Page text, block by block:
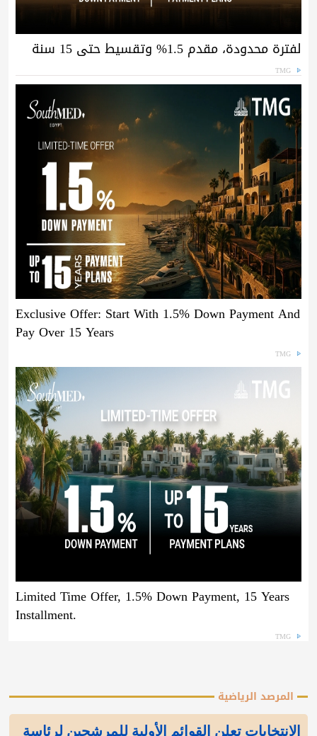
لفترة محدودة، مقدم 1.5% وتقسيط حتى 15 سنة
TMG
Exclusive Offer: Start With 1.5% Down Payment And
Pay Over 15 Years
TMG
Limited Time Offer, 1.5% Down Payment, 15 Years
Installment.
TMG
المرصد الرياضية
الانتخابات تعلن القوائم الأولية للمرشحين لرئاسة